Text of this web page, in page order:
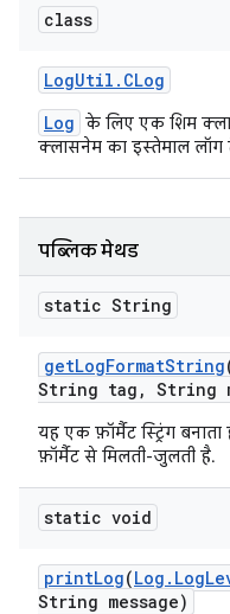
class
LogUtil . CLog
Log के लिए एक शिम
क्लासनेम का इस्तेमाल
पब्लिक मेथड
static String
getLogFormatString
String tag , String
यह एक फ़ॉर्मैट स्ट्रिंग
फ़ॉर्मैट से मिलती-जुलती है.
static void
printLog(Log . Log
String message)